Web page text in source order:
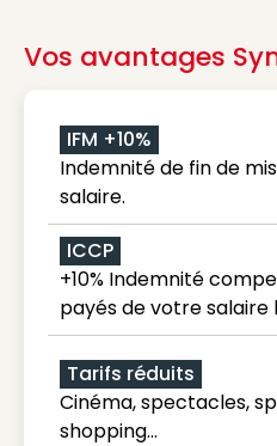
Vos avantages
IFM +10%
Indemnité de fin de
salaire.
ICCP
+10% Indemnité
payés de votre salaire
Tarifs réduits
Cinéma, spectacles,
shopping...